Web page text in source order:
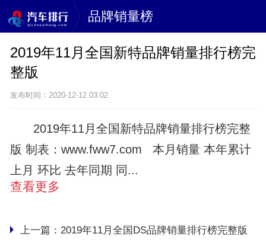
品牌销量榜
2019年11月全国新特品牌销量排行榜完
整版
发布时间：2020-12-12 03:02
2019年11月全国新特品牌销量排行榜完整
版 制表：www.fww7.com 本月销量 本年累计
上月 环比 去年同期 同...
查看更多
上一篇： 2019年11月全国DS品牌销量排行榜完整版